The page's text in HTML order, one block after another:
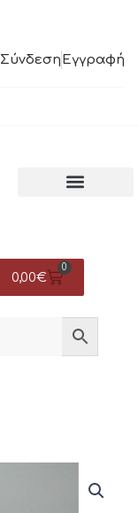
Σύνδεση Εγγραφή
0,00€
0